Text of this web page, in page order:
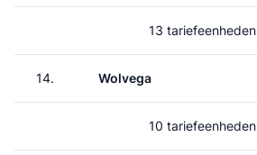
13 tariefeenheden
14. Wolvega
10 tariefeenheden